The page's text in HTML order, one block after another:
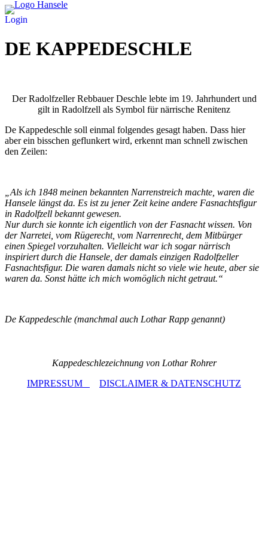
Login
DE KAPPEDESCHLE
Der Radolfzeller Rebbauer Deschle lebte im 19. Jahrhundert und
gilt in Radolfzell als Symbol für närrische Renitenz
De Kappedeschle soll einmal folgendes gesagt haben. Dass hier
aber ein bisschen geflunkert wird, erkennt man schnell zwischen
den Zeilen:
„Als ich 1848 meinen bekannten Narrenstreich machte, waren die
Hansele längst da. Es ist zu jener Zeit keine andere Fasnachtsfigur
in Radolfzell bekannt gewesen.
Nur durch sie konnte ich eigentlich von der Fasnacht wissen. Von
der Narretei, vom Rügerecht, vom Narrenrecht, dem Mitbürger
einen Spiegel vorzuhalten. Vielleicht war ich sogar närrisch
inspiriert durch die Hansele, der damals einzigen Radolfzeller
Fasnachtsfigur. Die waren damals nicht so viele wie heute, aber sie
waren da. Sonst hätte ich mich womöglich nicht getraut.“
De Kappedeschle (manchmal auch Lothar Rapp genannt)
Kappedeschlezeichnung von Lothar Rohrer
IMPRESSUM
DISCLAIMER & DATENSCHUTZ